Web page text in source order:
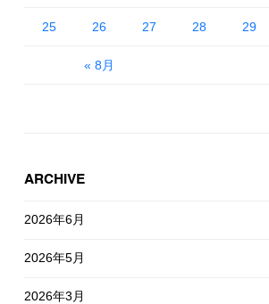
« 8月
25 26 27 28 29
ARCHIVE
2026年6月
2026年5月
2026年3月